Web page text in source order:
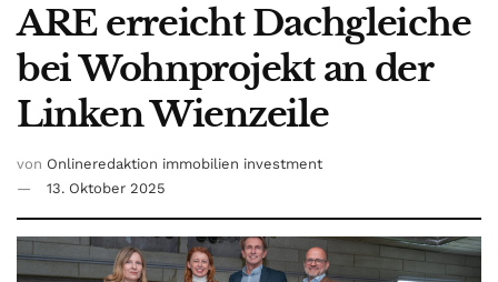
ARE erreicht Dachgleiche
bei Wohnprojekt an der
Linken Wienzeile
von Onlineredaktion immobilien investment
13. Oktober 2025